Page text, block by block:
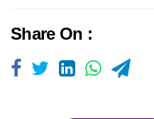
Share On :